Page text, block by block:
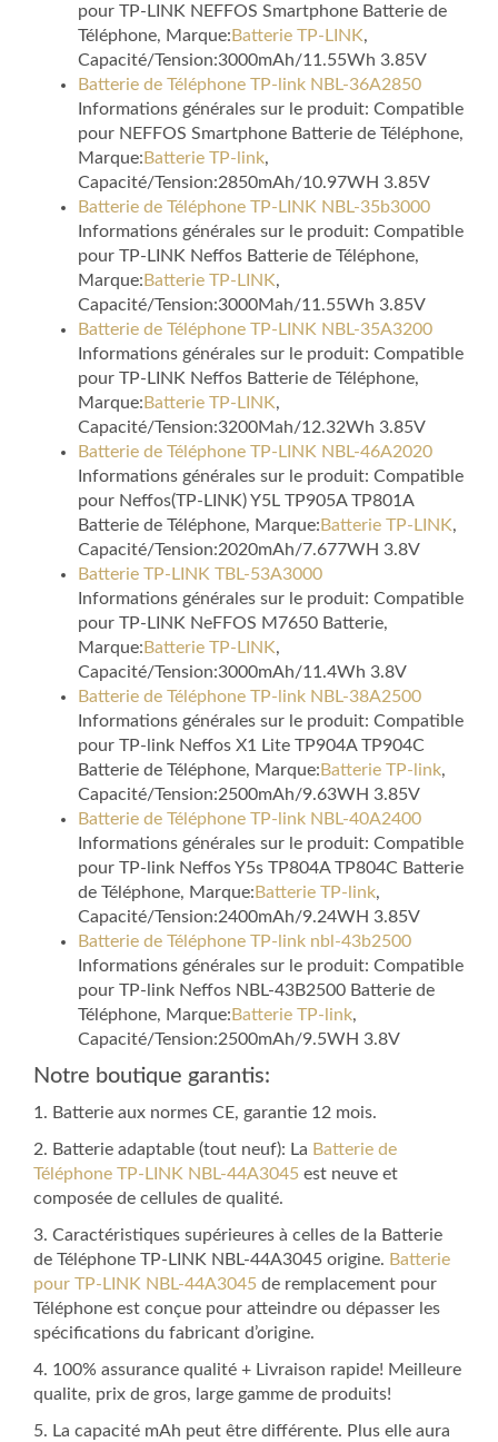
pour TP-LINK NEFFOS Smartphone Batterie de
Téléphone, Marque: Batterie TP-LINK,
Capacité/Tension:3000mAh/11.55Wh 3.85V
Batterie de Téléphone TP-link NBL-36A2850
Informations générales sur le produit: Compatible
pour NEFFOS Smartphone Batterie de Téléphone,
Marque: Batterie TP-link,
Capacité/Tension:2850mAh/10.97WH 3.85V
Batterie de Téléphone TP-LINK NBL-35b3000
Informations générales sur le produit: Compatible
pour TP-LINK Neffos Batterie de Téléphone,
Marque: Batterie TP-LINK,
Capacité/Tension:3000Mah/11.55Wh 3.85V
Batterie de Téléphone TP-LINK NBL-35A3200
Informations générales sur le produit: Compatible
pour TP-LINK Neffos Batterie de Téléphone,
Marque: Batterie TP-LINK,
Capacité/Tension:3200Mah/12.32Wh 3.85V
Batterie de Téléphone TP-LINK NBL-46A2020
Informations générales sur le produit: Compatible
pour Neffos(TP-LINK) Y5L TP905A TP801A
Batterie de Téléphone, Marque: Batterie TP-LINK,
Capacité/Tension:2020mAh/7.677WH 3.8V
Batterie TP-LINK TBL-53A3000
Informations générales sur le produit: Compatible
pour TP-LINK NeFFOS M7650 Batterie,
Marque: Batterie TP-LINK,
Capacité/Tension:3000mAh/11.4Wh 3.8V
Batterie de Téléphone TP-link NBL-38A2500
Informations générales sur le produit: Compatible
pour TP-link Neffos X1 Lite TP904A TP904C
Batterie de Téléphone, Marque: Batterie TP-link,
Capacité/Tension:2500mAh/9.63WH 3.85V
Batterie de Téléphone TP-link NBL-40A2400
Informations générales sur le produit: Compatible
pour TP-link Neffos Y5s TP804A TP804C Batterie
de Téléphone, Marque: Batterie TP-link,
Capacité/Tension:2400mAh/9.24WH 3.85V
Batterie de Téléphone TP-link nbl-43b2500
Informations générales sur le produit: Compatible
pour TP-link Neffos NBL-43B2500 Batterie de
Téléphone, Marque: Batterie TP-link,
Capacité/Tension:2500mAh/9.5WH 3.8V
Notre boutique garantis:
1. Batterie aux normes CE, garantie 12 mois.
2. Batterie adaptable (tout neuf): La Batterie de
Téléphone TP-LINK NBL-44A3045 est neuve et
composée de cellules de qualité.
3. Caractéristiques supérieures à celles de la Batterie
de Téléphone TP-LINK NBL-44A3045 origine. Batterie
pour TP-LINK NBL-44A3045 de remplacement pour
Téléphone est conçue pour atteindre ou dépasser les
spécifications du fabricant d’origine.
4. 100% assurance qualité + Livraison rapide! Meilleure
qualite, prix de gros, large gamme de produits!
5. La capacité mAh peut être différente. Plus elle aura